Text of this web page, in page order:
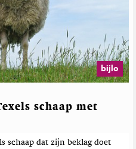
h
M
a
g
a
z
i
e
bijlo
schaap met
schaap dat zijn beklag doet